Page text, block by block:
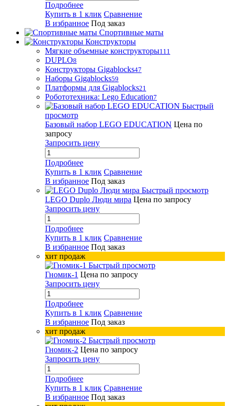
Подробнее
Купить в 1 клик Сравнение
В избранное Под заказ
Спортивные маты
Конструкторы
Мягкие объемные конструкторы111
DUPLO8
Конструкторы Gigablocks47
Наборы Gigablocks59
Платформы для Gigablocks21
Робототехника: Lego Education7
Быстрый
просмотр
Базовый набор LEGO EDUCATION Цена по
запросу
Запросить цену
Подробнее
Купить в 1 клик Сравнение
В избранное Под заказ
Быстрый просмотр
LEGO Duplo Люди мира Цена по запросу
Запросить цену
Подробнее
Купить в 1 клик Сравнение
В избранное Под заказ
хит продаж
Быстрый просмотр
Гномик-1 Цена по запросу
Запросить цену
Подробнее
Купить в 1 клик Сравнение
В избранное Под заказ
хит продаж
Быстрый просмотр
Гномик-2 Цена по запросу
Запросить цену
Подробнее
Купить в 1 клик Сравнение
В избранное Под заказ